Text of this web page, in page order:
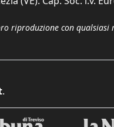
riproduzione con qualsiasi
.